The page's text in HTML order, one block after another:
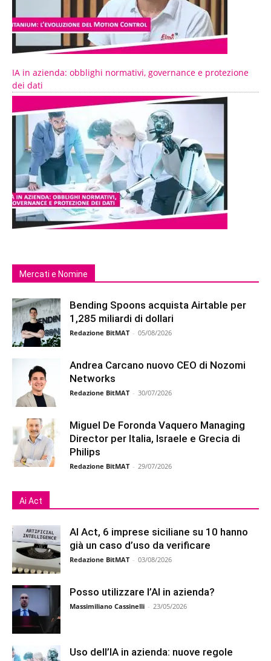
IA in azienda: obblighi normativi, governance e protezione
dei dati
Mercati e Nomine
Bending Spoons acquista Airtable per
1,285 miliardi di dollari
Redazione BitMAT - 05/08/2026
Andrea Carcano nuovo CEO di Nozomi
Networks
Redazione BitMAT - 30/07/2026
Miguel De Foronda Vaquero Managing
Director per Italia, Israele e Grecia di
Philips
Redazione BitMAT - 29/07/2026
Ai Act
AI Act, 6 imprese siciliane su 10 hanno
già un caso d’uso da verificare
Redazione BitMAT - 03/08/2026
Posso utilizzare l’AI in azienda?
Massimiliano Cassinelli - 23/05/2026
Uso dell’IA in azienda: nuove regole